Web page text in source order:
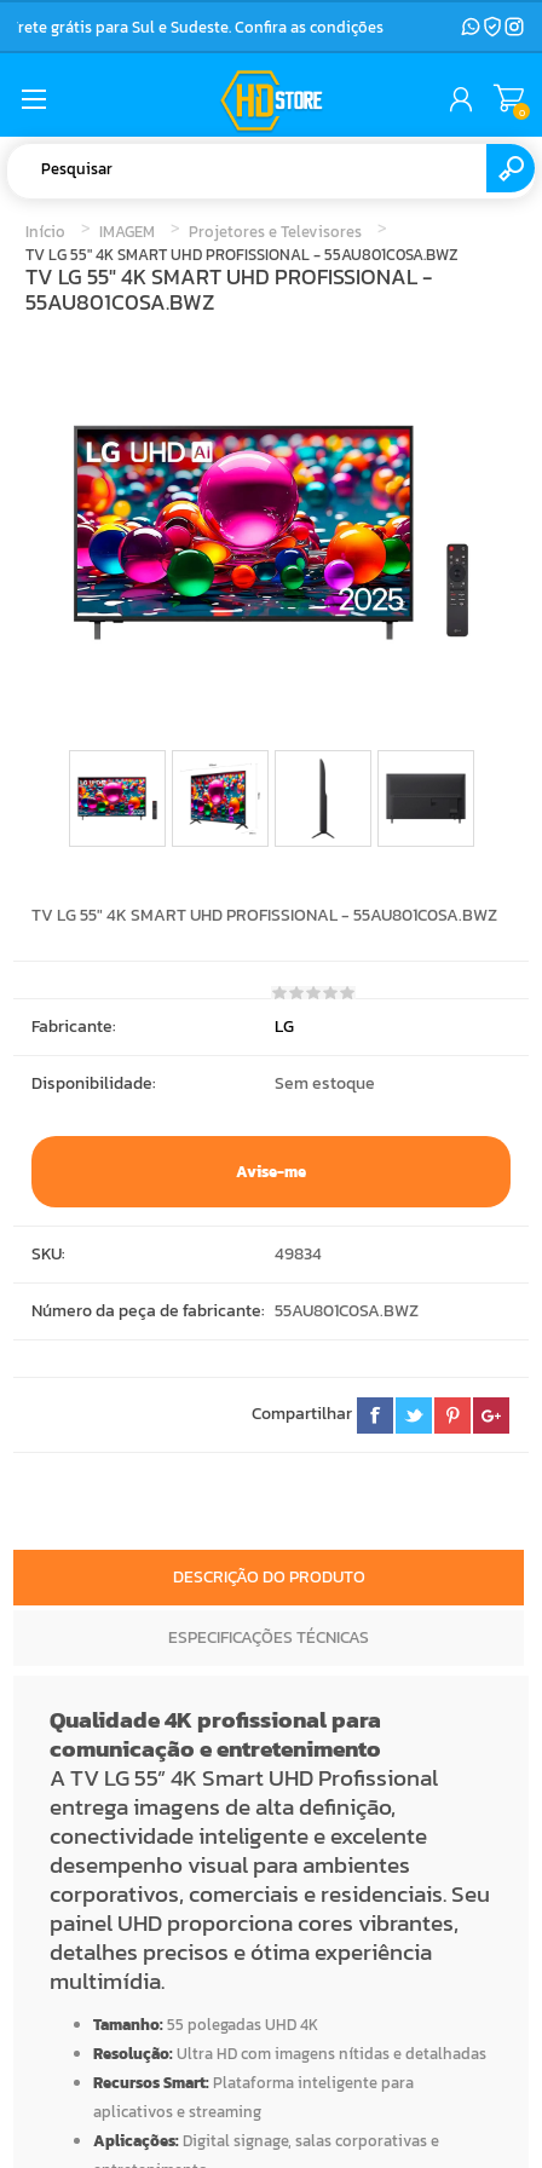
Frete grátis para Sul e Sudeste. Confira as condições
0
Início IMAGEM
Projetores e Televisores
TV LG 55" 4K SMART UHD PROFISSIONAL - 55AU801C0SA.BWZ
TV LG 55" 4K SMART UHD PROFISSIONAL -
55AU801C0SA.BWZ
TV LG 55" 4K SMART UHD PROFISSIONAL - 55AU801C0SA.BWZ
Fabricante: LG
Disponibilidade: Sem estoque
Avise-me
SKU: 49834
Número da peça de fabricante: 55AU801C0SA.BWZ
Compartilhar
DESCRIÇÃO DO PRODUTO
ESPECIFICAÇÕES TÉCNICAS
Qualidade 4K profissional para
comunicação e entretenimento
A TV LG 55” 4K Smart UHD Profissional
entrega imagens de alta definição,
conectividade inteligente e excelente
desempenho visual para ambientes
corporativos, comerciais e residenciais. Seu
painel UHD proporciona cores vibrantes,
detalhes precisos e ótima experiência
multimídia.
Tamanho:55 polegadas UHD 4K
Resolução:Ultra HD com imagens nítidas e detalhadas
Recursos Smart: Plataforma inteligente para
aplicativos e streaming
Aplicações: Digital signage, salas corporativas e